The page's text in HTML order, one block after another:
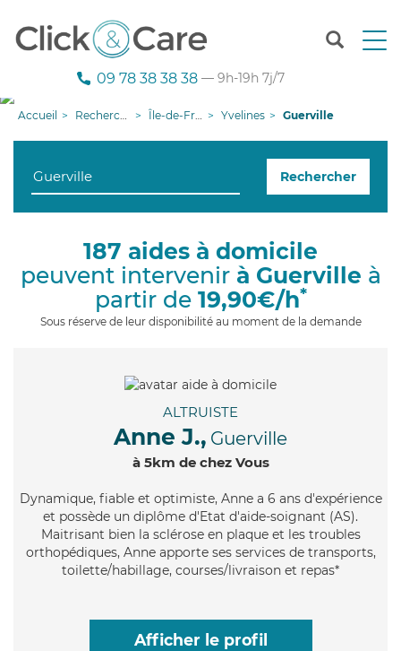
T
n
g
i
09 78 38 38 38 — 9h-19h 7j/7
Accueil Recherche aide à domicile Île-de-France Yvelines Guerville
Rechercher
187 aides à domicile
peuvent intervenir à Guerville à
partir de 19,90€/h*
Sous réserve de leur disponibilité au moment de la demande
ALTRUISTE
Anne J., Guerville
à 5km de chez Vous
Dynamique, fiable et optimiste, Anne a 6 ans d'expérience
et possède un diplôme d'Etat d'aide-soignant (AS).
Maitrisant bien la sclérose en plaque et les troubles
orthopédiques, Anne apporte ses services de transports,
toilette/habillage, courses/livraison et repas*
Afficher le profil